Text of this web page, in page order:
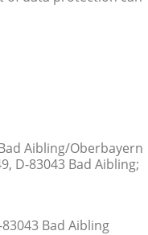
Aibling/Oberbayern
D-83043 Bad Aibling;
Bad Aibling